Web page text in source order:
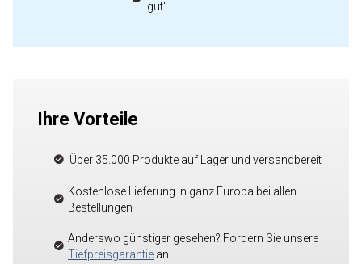
gut"
Ihre Vorteile
Über 35.000 Produkte auf Lager und versandbereit
Kostenlose Lieferung in ganz Europa bei allen
Bestellungen
Anderswo günstiger gesehen? Fordern Sie unsere
Tiefpreisgarantie an!